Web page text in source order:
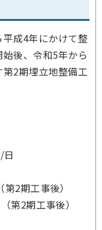
成4年にかけて整
後、令和5年から
2期埋立地整備工
日
2期工事後）
第2期工事後）